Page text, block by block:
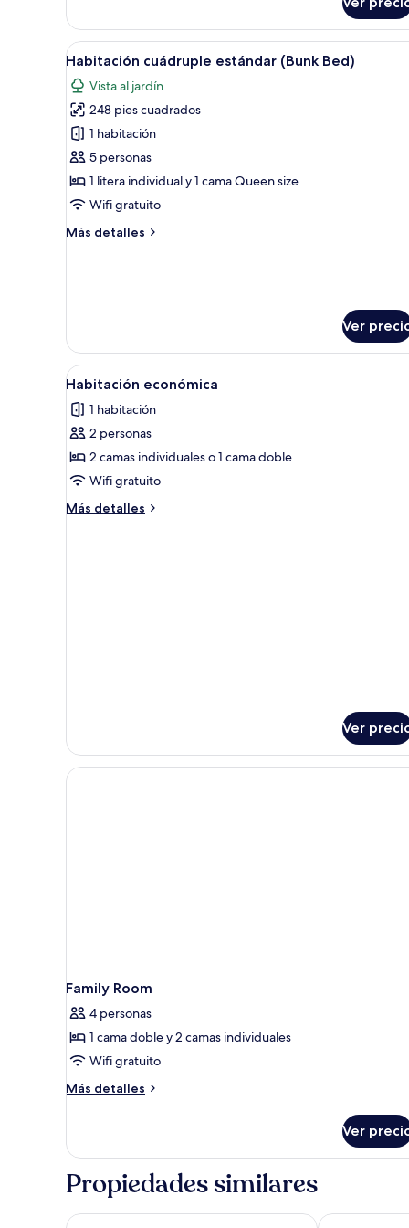
Abrir
todas
las
fotos
de
Habitación
cuádruple
estándar
Bed)
Una habitación de hotel con
3
Habitación cuádruple estándar (Bunk Bed)
Vista al jardín
248 pies cuadrados
1 habitación
5 personas
1 litera individual y 1 cama Queen size
Wifi gratuito
Más detalles
Más
Bed)
Ver
Abrir
todas
las
fotos
de
Habitación
económica
Habitación de hotel con
3
Habitación económica
1 habitación
2 personas
2 camas individuales o 1 cama doble
Wifi gratuito
Más detalles
Más
Ver
Family Room
4 personas
1 cama doble y 2 camas individuales
Wifi gratuito
Más detalles
Más
Room
Ver
Propiedades similares
Concorde De Luxe Resort Lara Antalya - Prive Ultra
Swandor